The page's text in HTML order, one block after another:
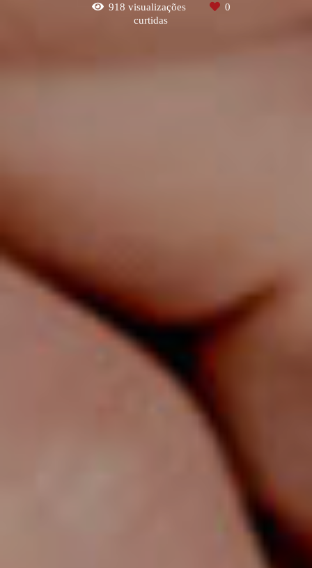
918 visualizações
0
curtidas